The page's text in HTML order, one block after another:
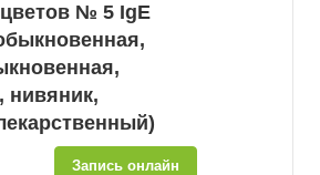
№ 5 IgE
нивяник,
Запись онлайн